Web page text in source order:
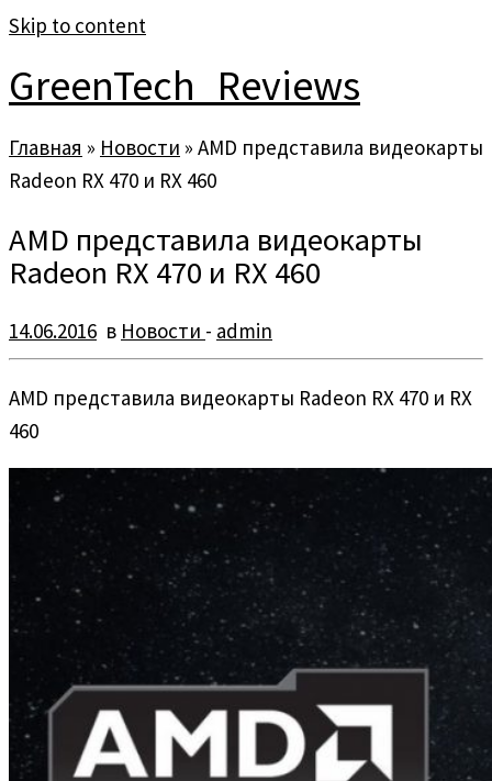
Skip to content
GreenTech_Reviews
Главная » Новости » AMD представила видеокарты
Radeon RX 470 и RX 460
AMD представила видеокарты
Radeon RX 470 и RX 460
14.06.2016 в Новости - admin
AMD представила видеокарты Radeon RX 470 и RX
460